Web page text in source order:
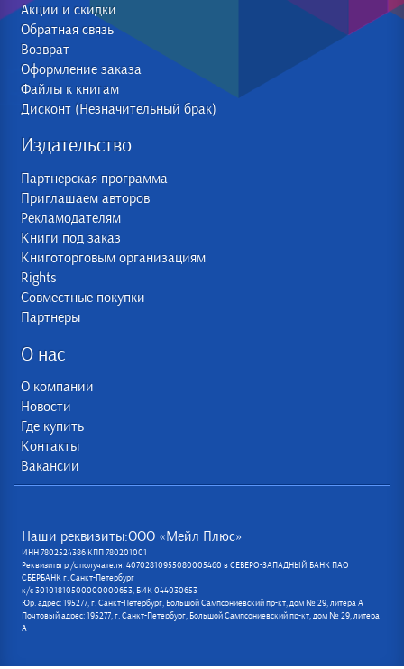
Акции и скидки
Обратная связь
Возврат
Оформление заказа
Файлы к книгам
Дисконт (Незначительный брак)
Издательство
Партнерская программа
Приглашаем авторов
Рекламодателям
Книги под заказ
Книготорговым организациям
Rights
Совместные покупки
Партнеры
О нас
О компании
Новости
Где купить
Контакты
Вакансии
Наши реквизиты:ООО «Мейл Плюс»
ИНН 7802524386 КПП 780201001
Реквизиты р /с получателя: 40702810955080005460 в СЕВЕРО-ЗАПАДНЫЙ БАНК ПАО
СБЕРБАНК г. Санкт-Петербург
к/с 30101810500000000653, БИК 044030653
Юр. адрес: 195277, г. Санкт-Петербург, Большой Сампсониевский пр-кт, дом № 29, литера А
Почтовый адрес: 195277, г. Санкт-Петербург, Большой Сампсониевский пр-кт, дом № 29, литера
А